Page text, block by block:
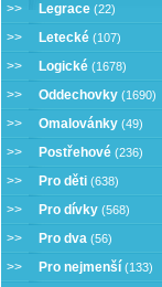
>> Legrace (22)
>> Letecké (107)
>> Logické (1678)
>> Oddechovky (1690)
>> Omalovánky (49)
>> Postřehové (236)
>> Pro děti (638)
>> Pro dívky (568)
>> Pro dva (56)
>> Pro nejmenší (133)